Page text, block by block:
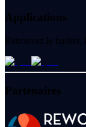
Applications
Retrouvez le
Partenaires